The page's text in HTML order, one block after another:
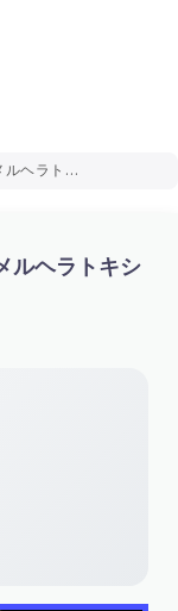
そらまふうらさか – メルヘラトキシン 歌詞 ( Lyrics)
ルヘラトキシ